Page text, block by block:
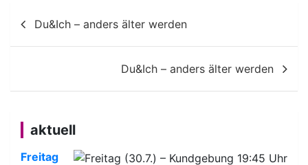
Beitragsnavigation
Du&Ich – anders älter werden
Du&Ich – anders älter werden
aktuell
Freitag